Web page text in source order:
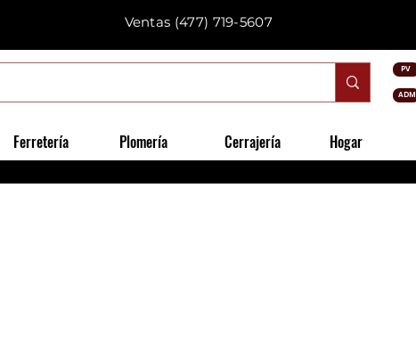
PV
ADM
Ventas (477) 719-5607
Ferretería Plomería Cerrajería Hogar